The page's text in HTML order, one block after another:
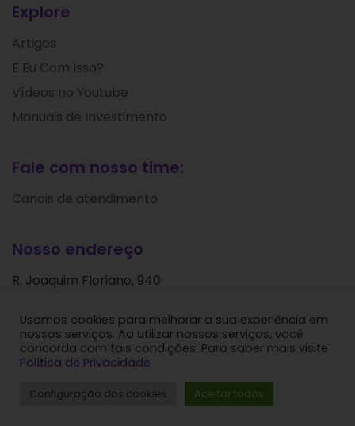
Explore
Artigos
E Eu Com Isso?
Vídeos no Youtube
Manuais de Investimento
Fale com nosso time:
Canais de atendimento
Nosso endereço
R. Joaquim Floriano, 940
São Paulo - SP
CEP: 04534-004
Levante Ideias de Investimentos © 2024. Todos os
direitos reservados.
Usamos cookies para melhorar a sua experiência em
nossos serviços. Ao utilizar nossos serviços, você
concorda com tais condições. Para saber mais visite
Política de Privacidade
Configuração dos cookies Aceitar todos